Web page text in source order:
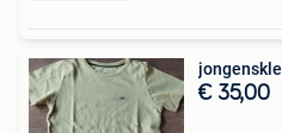
€ 35,00